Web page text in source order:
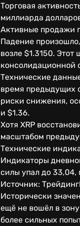
Торговая
миллиарда
Активные продажи
Падение
возле $1.3150. Этот
консолидационной
Технические
время предыдущих
риски снижения,
и $1.36.
Хотя XRP
масштабом
Технические
Индикаторы
силы упал до 33,04,
Источник:
Исторически
ещё не вошёл в
более сильных